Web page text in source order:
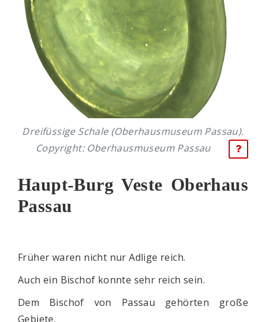
Dreifüssige Schale (Oberhausmuseum Passau).
Copyright: Oberhausmuseum Passau
Haupt-Burg Veste Oberhaus
Passau
Früher waren nicht nur Adlige reich.
Auch ein Bischof konnte sehr reich sein.
Dem Bischof von Passau gehörten große
Gebiete.